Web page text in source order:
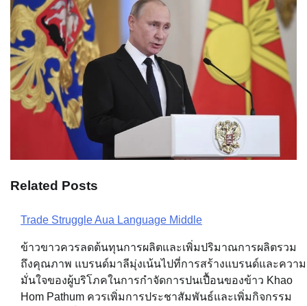
Related Posts
Trade Struggle Aua Language Middle
ข้าวขาวควรลดต้นทุนการผลิตและเพิ่มปริมาณการผลิตรวม
ถึงคุณภาพ แบรนด์มาลีมุ่งเน้นไปที่การสร้างแบรนด์และความ
มั่นใจของผู้บริโภคในการกำจัดการปนเปื้อนของข้าว Khao
Hom Pathum ควรเพิ่มการประชาสัมพันธ์และเพิ่มกิจกรรม
Post
navigation